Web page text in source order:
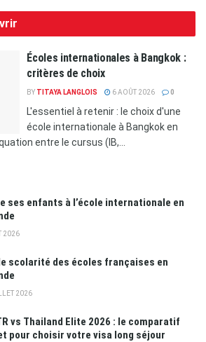
Écoles internationales à Bangkok :
critères de choix
BY TITAYA LANGLOIS 6 AOÛT 2026 0
L'essentiel à retenir : le choix d'une
école internationale à Bangkok en
entre le cursus (IB,...
ses enfants à l’école internationale en
2026
scolarité des écoles françaises en
2026
vs Thailand Elite 2026 : le comparatif
pour choisir votre visa long séjour